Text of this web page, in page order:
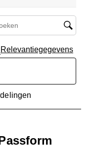
per regio
Relevantiegegevens